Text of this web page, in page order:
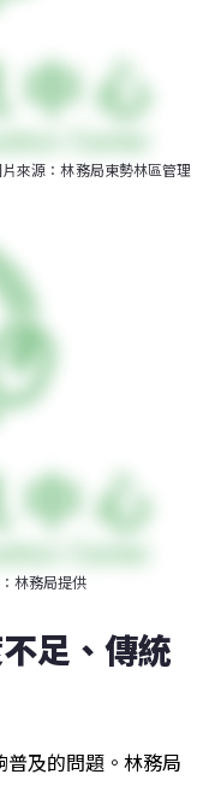
來源：林務局東勢林區管理
林務局提供
足、傳統
及的問題。林務局